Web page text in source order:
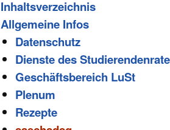
Inhaltsverzeichnis
Allgemeine Infos
Datenschutz
Dienste des
Geschäftsbereich LuSt
Plenum
Rezepte